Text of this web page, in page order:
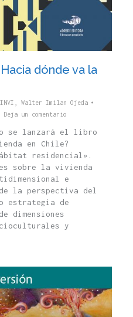
dónde va la
Walter Imilan Ojeda
Deja un comentario
se lanzará el libro
en Chile?
residencial».
sobre la vivienda
e
la perspectiva del
estrategia de
dimensiones
y